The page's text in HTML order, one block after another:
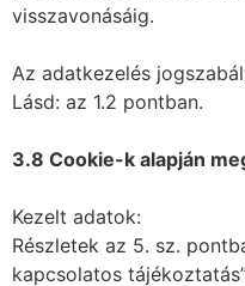
visszavonásáig.
Az adatkezelés
Lásd: az 1.2 pontban.
3.8 Cookie-k alapján
Kezelt adatok:
Részletek az 5. sz.
kapcsolatos